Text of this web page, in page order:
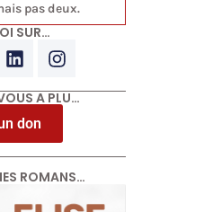
pas deux.
SUR…
A PLU…
don
ROMANS…